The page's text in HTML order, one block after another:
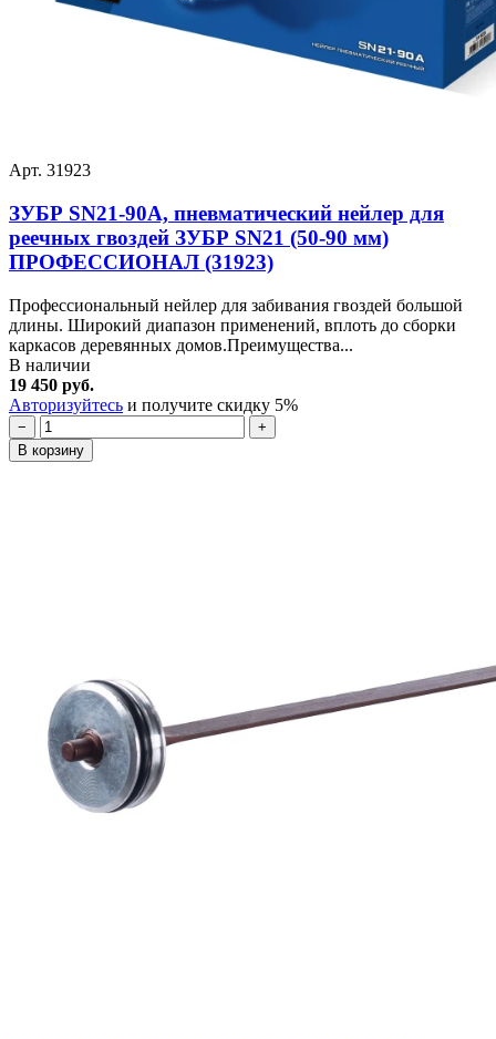
Арт. 31923
ЗУБР SN21-90A, пневматический нейлер для
реечных гвоздей ЗУБР SN21 (50-90 мм)
ПРОФЕССИОНАЛ (31923)
Профессиональный нейлер для забивания гвоздей большой
длины. Широкий диапазон применений, вплоть до сборки
каркасов деревянных домов.Преимущества...
В наличии
19 450 руб.
Авторизуйтесь и получите скидку 5%
−
+
В корзину